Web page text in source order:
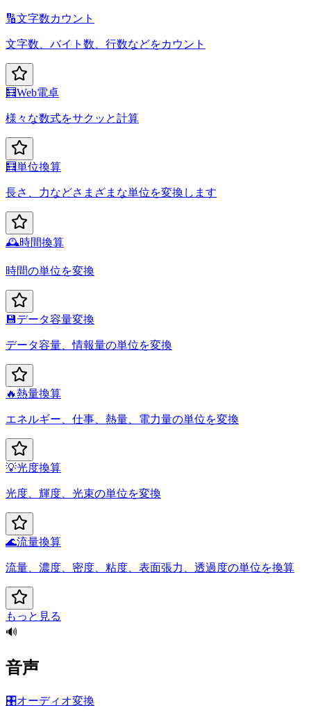
🔢文字数カウント
文字数、バイト数、行数などをカウント
🧮Web電卓
様々な数式をサクッと計算
🧮単位換算
長さ、力などさまざまな単位を変換します
🕰️時間換算
時間の単位を変換
💾データ容量変換
データ容量、情報量の単位を変換
🔥熱量換算
エネルギー、仕事、熱量、電力量の単位を変換
💡光度換算
光度、輝度、光束の単位を変換
🌊流量換算
流量、濃度、密度、粘度、表面張力、透過度の単位を換算
もっと見る
🔊
音声
🎛️オーディオ変換